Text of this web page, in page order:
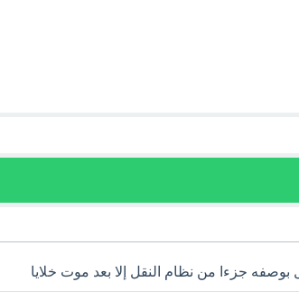
جزءا من نظام النقل إلا بعد موت خلايا